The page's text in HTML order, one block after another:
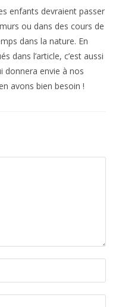
enfants devraient passer
ou dans des cours de
dans la nature. En
dans l’article, c’est aussi
donnera envie à nos
avons bien besoin !